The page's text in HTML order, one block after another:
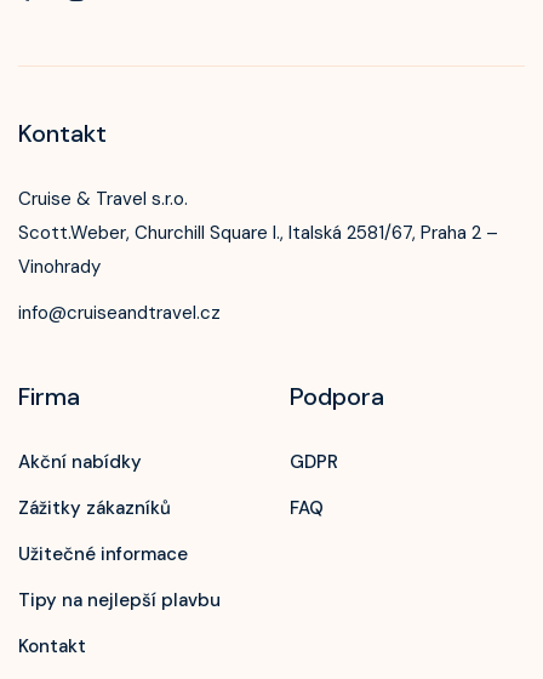
Kontakt
Cruise & Travel s.r.o.
Scott.Weber, Churchill Square I., Italská 2581/67, Praha 2 –
Vinohrady
info@cruiseandtravel.cz
Firma
Akční nabídky
Zážitky zákazníků
Užitečné informace
Tipy na nejlepší plavbu
Kontakt
Podpora
GDPR
FAQ